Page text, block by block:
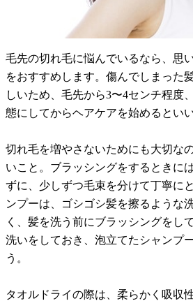
毛先の切れ毛に悩んでいるなら、思
をおすすめします。傷んでしまった
しいため、毛先から3〜4センチ程度
態にしてからヘアケアを始めるとい
切れ毛を増やさないためにも大切な
いこと。ブラッシングをするときに
ずに、少しずつ毛束を分けて丁寧に
ンプーは、ゴシゴシ髪を擦るような
く、髪を洗う前にブラッシングをし
洗いをしておき、泡立てたシャンプ
う。
タオルドライの際は、柔らかく吸収